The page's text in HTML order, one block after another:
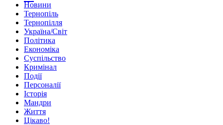
Новини
Тернопіль
Тернопілля
Україна/Світ
Політика
Економіка
Суспільство
Кримінал
Події
Персоналії
Історія
Мандри
Життя
Цікаво!